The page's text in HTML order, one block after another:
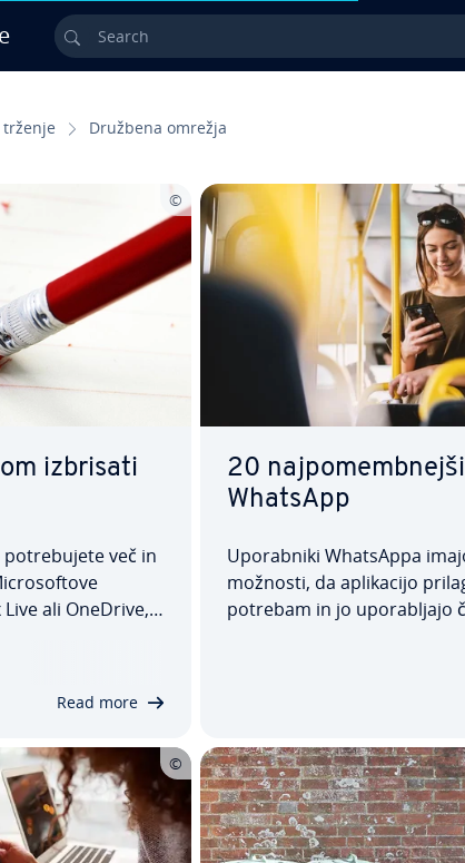
Search
Družbena omrežja
izbrisati
več in
ali OneDrive,
Read more
20
WhatsApp
Upo­rab­ni­ki WhatsAppa
možnosti, da apli­ka­ci­jo
potrebam in jo upo­ra­blja­jo